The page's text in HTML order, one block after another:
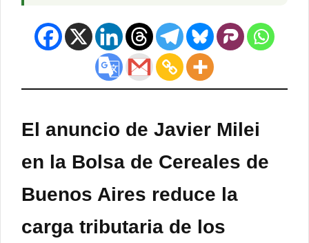
El anuncio de Javier Milei
en la Bolsa de Cereales de
Buenos Aires reduce la
carga tributaria de los